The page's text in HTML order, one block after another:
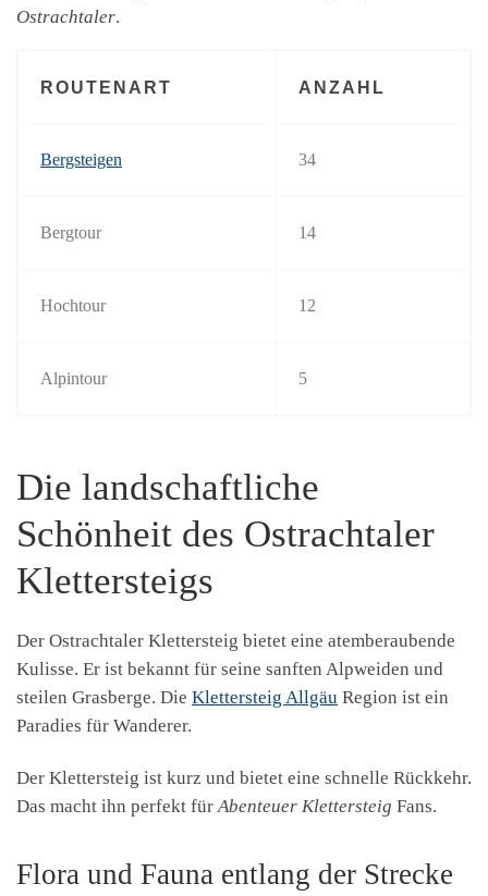
Ostrachtaler.
ROUTENART ANZAHL
Bergsteigen 34
Bergtour 14
Hochtour 12
Alpintour 5
Die landschaftliche
Schönheit des Ostrachtaler
Klettersteigs
Der Ostrachtaler Klettersteig bietet eine atemberaubende
Kulisse. Er ist bekannt für seine sanften Alpweiden und
steilen Grasberge. Die Klettersteig Allgäu Region ist ein
Paradies für Wanderer.
Der Klettersteig ist kurz und bietet eine schnelle Rückkehr.
Das macht ihn perfekt für Abenteuer Klettersteig Fans.
Flora und Fauna entlang der Strecke